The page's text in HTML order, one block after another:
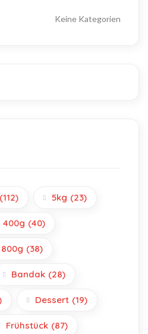
Keine Kategorien
(112) 5kg (23)
400g (40)
800g (38)
Bandak (28)
Dessert (19)
Frühstück (87)